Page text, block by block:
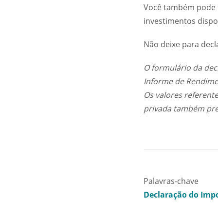
Você também
investimentos
Não deixe para
O formulário da
Informe de
Os valores
privada também
Palavras-chave
Declaração do